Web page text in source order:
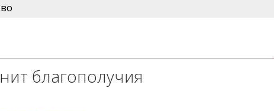
благополучия